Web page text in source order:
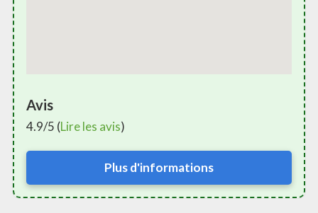
Avis
4.9/5 (Lire les avis)
Plus d'informations